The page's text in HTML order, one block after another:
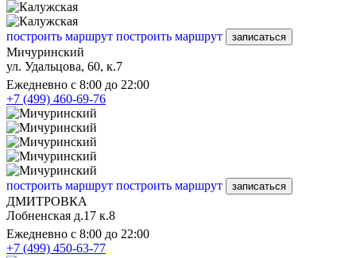
построить маршрут построить маршрут записаться
Мичуринский
ул. Удальцова, 60, к.7
Ежедневно с 8:00 до 22:00
+7 (499) 460-69-76
построить маршрут построить маршрут записаться
ДМИТРОВКА
Лобненская д.17 к.8
Ежедневно с 8:00 до 22:00
+7 (499) 450-63-77